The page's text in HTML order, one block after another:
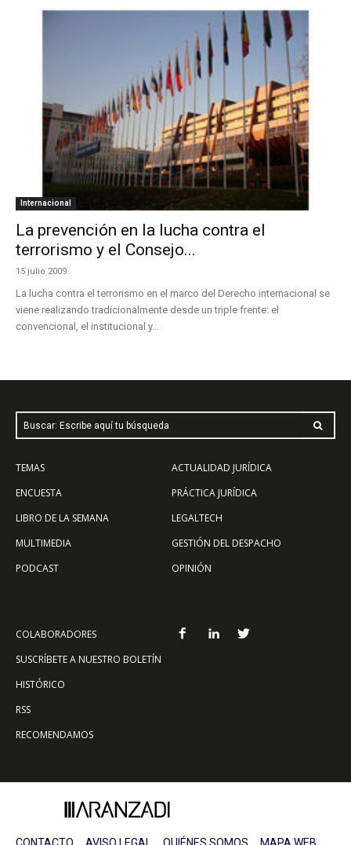
Internacional
La prevención en la lucha contra el
terrorismo y el Consejo...
15 julio 2009
La lucha contra el terrorismo en el marco del Derecho internacional se
viene realizando tradicionalmente desde un triple frente: el
convencional, el institucional y...
Buscar: Escribe aquí tu búsqueda
TEMAS
ENCUESTA
LIBRO DE LA SEMANA
MULTIMEDIA
PODCAST
ACTUALIDAD JURÍDICA
PRÁCTICA JURÍDICA
LEGALTECH
GESTIÓN DEL DESPACHO
OPINIÓN
COLABORADORES
SUSCRÍBETE A NUESTRO BOLETÍN
HISTÓRICO
RSS
RECOMENDAMOS